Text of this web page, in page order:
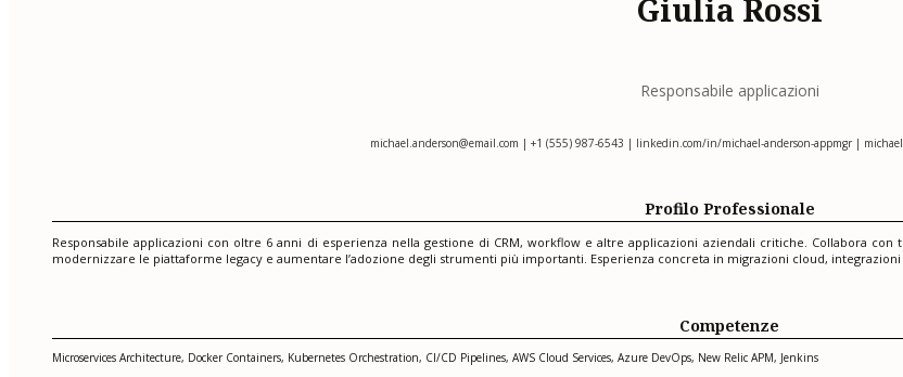
Giulia Rossi
Responsabile applicazioni
michael.anderson@email.com | +1 (555) 987-6543 | linkedin.com/in/michael-anderson-appmgr |
Profilo Professionale
Responsabile applicazioni con oltre 6 anni di esperienza nella gestione di CRM, workflow e altre applicazioni aziendali critiche. Collabora
modernizzare le piattaforme legacy e aumentare l’adozione degli strumenti più importanti. Esperienza concreta in migrazioni cloud,
Competenze
Microservices Architecture, Docker Containers, Kubernetes Orchestration, CI/CD Pipelines, AWS Cloud Services, Azure DevOps, New Relic APM, Jenkins